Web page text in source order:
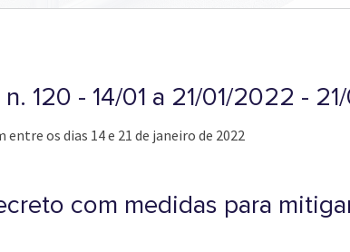
n. 120 - 14/01 a 21/01/2022 -
os dias 14 e 21 de janeiro de 2022
com medidas para